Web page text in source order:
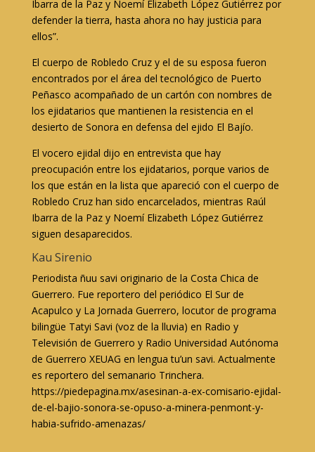
Ibarra de la Paz y Noemí Elizabeth López Gutiérrez por
defender la tierra, hasta ahora no hay justicia para
ellos”.
El cuerpo de Robledo Cruz y el de su esposa fueron
encontrados por el área del tecnológico de Puerto
Peñasco acompañado de un cartón con nombres de
los ejidatarios que mantienen la resistencia en el
desierto de Sonora en defensa del ejido El Bajío.
El vocero ejidal dijo en entrevista que hay
preocupación entre los ejidatarios, porque varios de
los que están en la lista que apareció con el cuerpo de
Robledo Cruz han sido encarcelados, mientras Raúl
Ibarra de la Paz y Noemí Elizabeth López Gutiérrez
siguen desaparecidos.
Kau Sirenio
Periodista ñuu savi originario de la Costa Chica de
Guerrero. Fue reportero del periódico El Sur de
Acapulco y La Jornada Guerrero, locutor de programa
bilingüe Tatyi Savi (voz de la lluvia) en Radio y
Televisión de Guerrero y Radio Universidad Autónoma
de Guerrero XEUAG en lengua tu’un savi. Actualmente
es reportero del semanario Trinchera.
https://piedepagina.mx/asesinan-a-ex-comisario-ejidal-
de-el-bajio-sonora-se-opuso-a-minera-penmont-y-
habia-sufrido-amenazas/